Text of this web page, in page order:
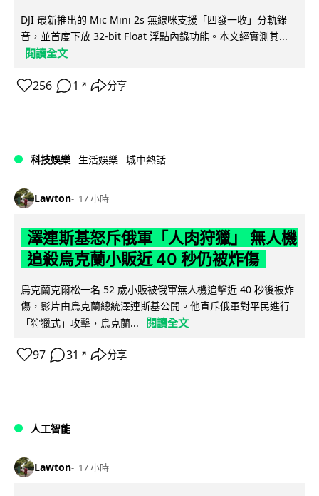
DJI 最新推出的 Mic Mini 2s 無線咪支援「四發一收」分軌錄
音，並首度下放 32-bit Float 浮點內錄功能。本文經實測其...
閱讀全文
256 1 ↗ 分享
科技娛樂 生活娛樂 城中熱話
Lawton 17 小時
澤連斯基怒斥俄軍「人肉狩獵」 無人機
追殺烏克蘭小販近 40 秒仍被炸傷
烏克蘭克爾松一名 52 歲小販被俄軍無人機追擊近 40 秒後被炸
傷，影片由烏克蘭總統澤連斯基公開。他直斥俄軍對平民進行
「狩獵式」攻擊，烏克蘭...
閱讀全文
97 31 ↗ 分享
人工智能
Lawton 17 小時